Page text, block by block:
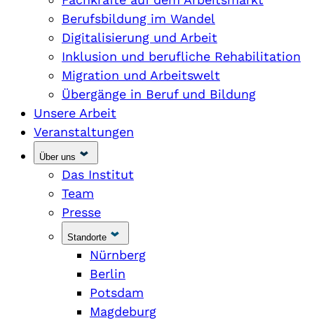
Berufsbildung im Wandel
Digitalisierung und Arbeit
Inklusion und berufliche Rehabilitation
Migration und Arbeitswelt
Übergänge in Beruf und Bildung
Unsere Arbeit
Veranstaltungen
Über uns
Das Institut
Team
Presse
Standorte
Nürnberg
Berlin
Potsdam
Magdeburg